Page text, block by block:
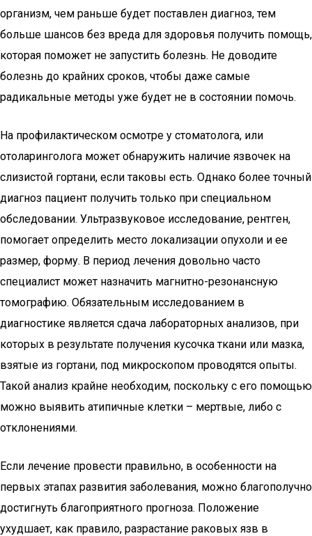
организм, чем раньше будет поставлен диагноз, тем
больше шансов без вреда для здоровья получить помощь,
которая поможет не запустить болезнь. Не доводите
болезнь до крайних сроков, чтобы даже самые
радикальные методы уже будет не в состоянии помочь.
На профилактическом осмотре у стоматолога, или
отоларинголога может обнаружить наличие язвочек на
слизистой гортани, если таковы есть. Однако более точный
диагноз пациент получить только при специальном
обследовании. Ультразвуковое исследование, рентген,
помогает определить место локализации опухоли и ее
размер, форму. В период лечения довольно часто
специалист может назначить магнитно-резонансную
томографию. Обязательным исследованием в
диагностике является сдача лабораторных анализов, при
которых в результате получения кусочка ткани или мазка,
взятые из гортани, под микроскопом проводятся опыты.
Такой анализ крайне необходим, поскольку с его помощью
можно выявить атипичные клетки – мертвые, либо с
отклонениями.
Если лечение провести правильно, в особенности на
первых этапах развития заболевания, можно благополучно
достигнуть благоприятного прогноза. Положение
ухудшает, как правило, разрастание раковых язв в